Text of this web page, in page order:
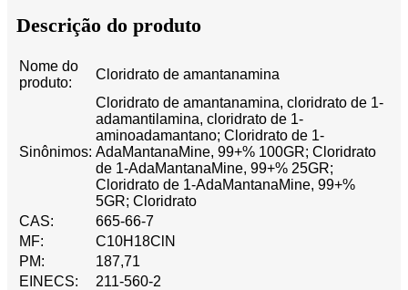
Descrição do produto
Nome do
produto:
Cloridrato de amantanamina
Sinônimos:
Cloridrato de amantanamina, cloridrato de 1-
adamantilamina, cloridrato de 1-
aminoadamantano; Cloridrato de 1-
AdaMantanaMine, 99+% 100GR; Cloridrato
de 1-AdaMantanaMine, 99+% 25GR;
Cloridrato de 1-AdaMantanaMine, 99+%
5GR; Cloridrato
CAS:
665-66-7
MF:
C10H18ClN
PM:
187,71
EINECS:
211-560-2